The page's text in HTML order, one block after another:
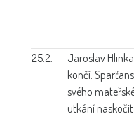
25.2. Jaroslav Hlinka
končí.
svého
utkání naskočit